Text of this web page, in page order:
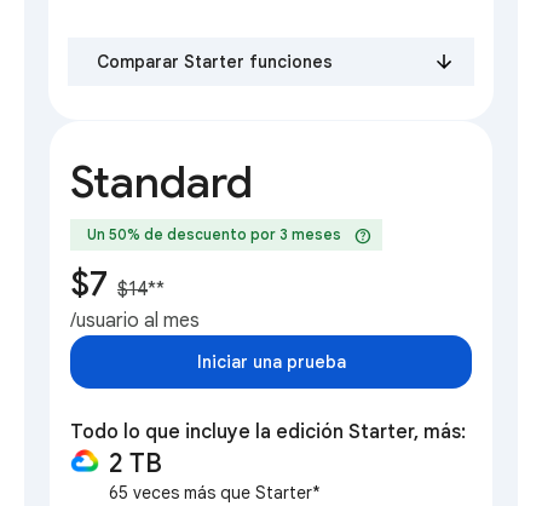
Comparar Starter funciones
Standard
Un 50% de descuento por 3 meses help
$7 $14**
/usuario al mes
Iniciar una prueba
Todo lo que incluye la edición Starter, más:
2 TB
65 veces más que Starter*